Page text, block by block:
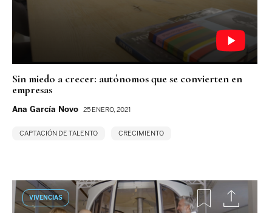
Sin miedo a crecer: autónomos que se convierten en
empresas
Ana García Novo 25 ENERO, 2021
CAPTACIÓN DE TALENTO CRECIMIENTO
VIVENCIAS